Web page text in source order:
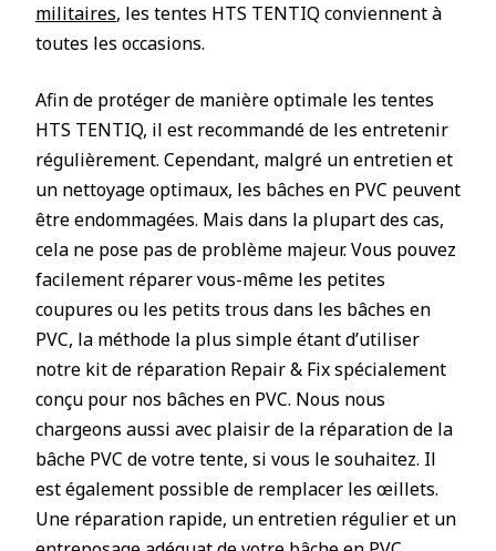
militaires, les tentes HTS TENTIQ conviennent à
toutes les occasions.
Afin de protéger de manière optimale les tentes
HTS TENTIQ, il est recommandé de les entretenir
régulièrement. Cependant, malgré un entretien et
un nettoyage optimaux, les bâches en PVC peuvent
être endommagées. Mais dans la plupart des cas,
cela ne pose pas de problème majeur. Vous pouvez
facilement réparer vous-même les petites
coupures ou les petits trous dans les bâches en
PVC, la méthode la plus simple étant d’utiliser
notre kit de réparation Repair & Fix spécialement
conçu pour nos bâches en PVC. Nous nous
chargeons aussi avec plaisir de la réparation de la
bâche PVC de votre tente, si vous le souhaitez. Il
est également possible de remplacer les œillets.
Une réparation rapide, un entretien régulier et un